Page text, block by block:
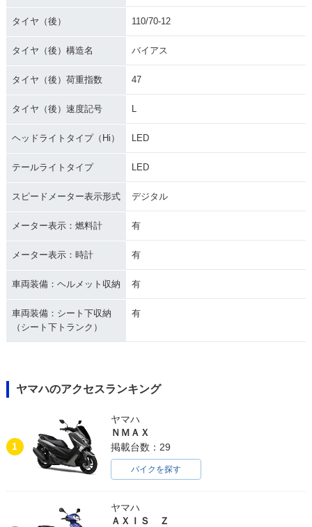
タイヤ（後） 110/70-12
タイヤ（後）構造名 バイアス
タイヤ（後）荷重指数 47
タイヤ（後）速度記号
ヘッドライトタイプ（Hi） LED
テールライトタイプ LED
スピードメーター表示形式 デジタル
メーター表示：燃料計 有
メーター表示：時計 有
車両装備：ヘルメット収納 有
車両装備：シート下収納
（シート下トランク）
有
ヤマハのアクセスランキング
1
ヤマハ
ＮＭＡＸ
掲載台数：29
バイクを探す
ヤマハ
ＡＸＩＳ Ｚ